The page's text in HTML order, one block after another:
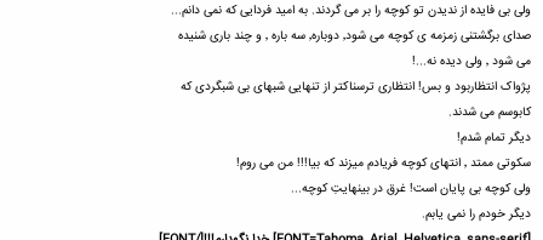
ولی بی فایده از ندیدن تو کوچه را بر می گردند. به امید فردایی که نمی دانم...
صدای برگشتنی زمزمه ی کوچه می شود٬ دوباره٬ سه باره ٬ و چند باری شنیده
می شود ٬ ولی دیده نه...!
پژواک انتظاربود و بس! انتظاری ترسناکتر از تنهایی شبهای بی شبگردی که
کابوسم می شدند.
دیگر تمام شدم!
سکوتی ممتد ٬ انتهای کوچه فریادم میزند که بیا!!! من می روم!
ولی کوچه بی پایان است! غرق در بینهایتِ کوچه...
دیگر خودم را نمی یابم.